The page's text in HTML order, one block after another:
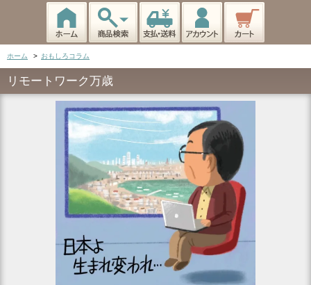
ホーム > おもしろコラム
リモートワーク万歳